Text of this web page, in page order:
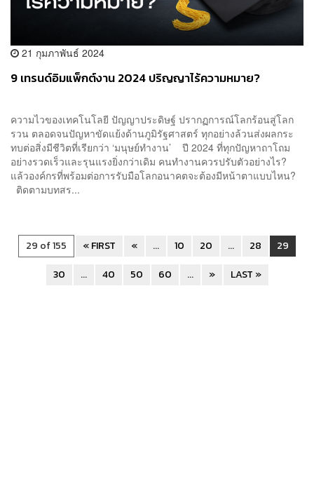
21 กุมภาพันธ์ 2024
9 เทรนด์อิมแพ็กต์งาน 2024 ปริญญาไร้ความหมาย?
ความไวของเทคโนโลยี ปัญญาประดิษฐ์ ปรากฏการณ์โลกร้อนสู่โลก
รวน ตลอดจนปัญหาขัดแย้งด้านภูมิรัฐศาสตร์ ทุกอย่างล้วนส่งผลกระ
ทบต่อสิ่งมีชีวิตที่เรียกว่า ‘มนุษย์ทำงาน’ ปี 2024 ที่ทุกปัญหาถาโถม
อย่างรวดเร็วและรุนแรงยิ่งกว่าเดิม คนทำงานควรปรับตัวอย่างไร?
แล้วองค์กรที่พร้อมต่อการรับมือโลกอนาคตจะต้องมีหน้าตาแบบไหน?
ติดตามบทสร...
29 of 155 « FIRST « ... 10 20 ... 28
29
30
... 40 50 60 ... » LAST »